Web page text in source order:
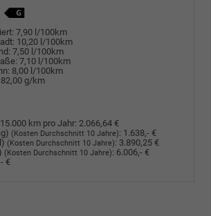
7,90 l/100km
10,20 l/100km
7,50 l/100km
7,10 l/100km
8,00 l/100km
g/km
km pro Jahr: 2.066,64 €
(Kosten Durchschnitt 10 Jahre): 1.638,- €
(Kosten Durchschnitt 10 Jahre): 3.890,25 €
(Kosten Durchschnitt 10 Jahre): 6.006,- €
€